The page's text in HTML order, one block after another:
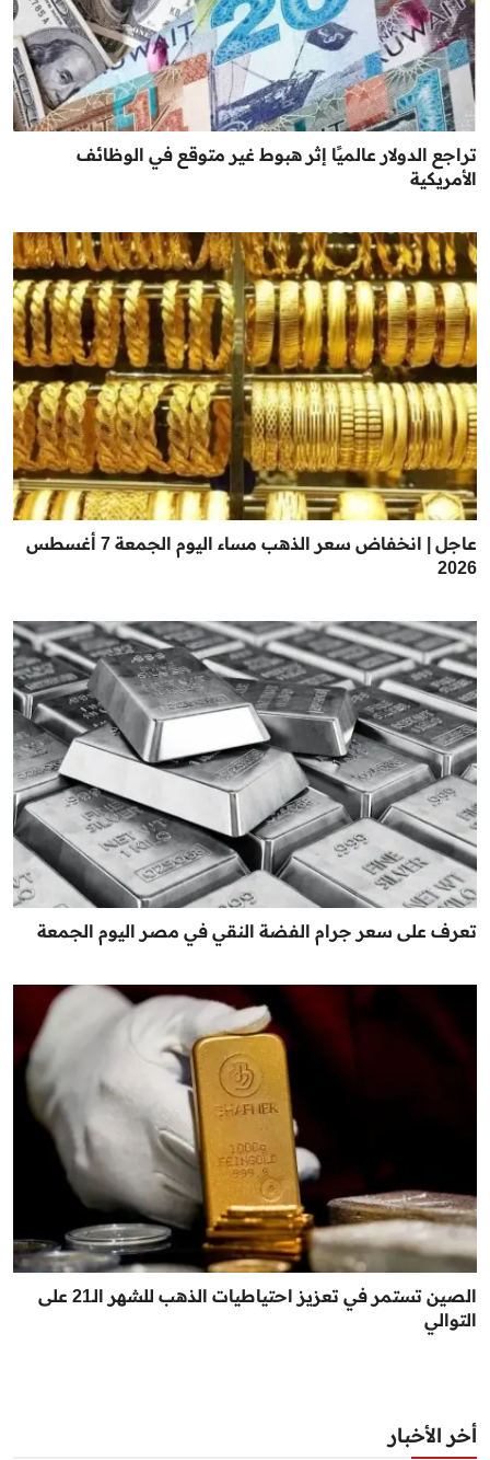
تراجع الدولار عالميًا إثر هبوط غير متوقع في الوظائف
الأمريكية
عاجل | انخفاض سعر الذهب مساء اليوم الجمعة 7 أغسطس
2026
تعرف على سعر جرام الفضة النقي في مصر اليوم الجمعة
الصين تستمر في تعزيز احتياطيات الذهب للشهر الـ21 على
التوالي
أخر الأخبار